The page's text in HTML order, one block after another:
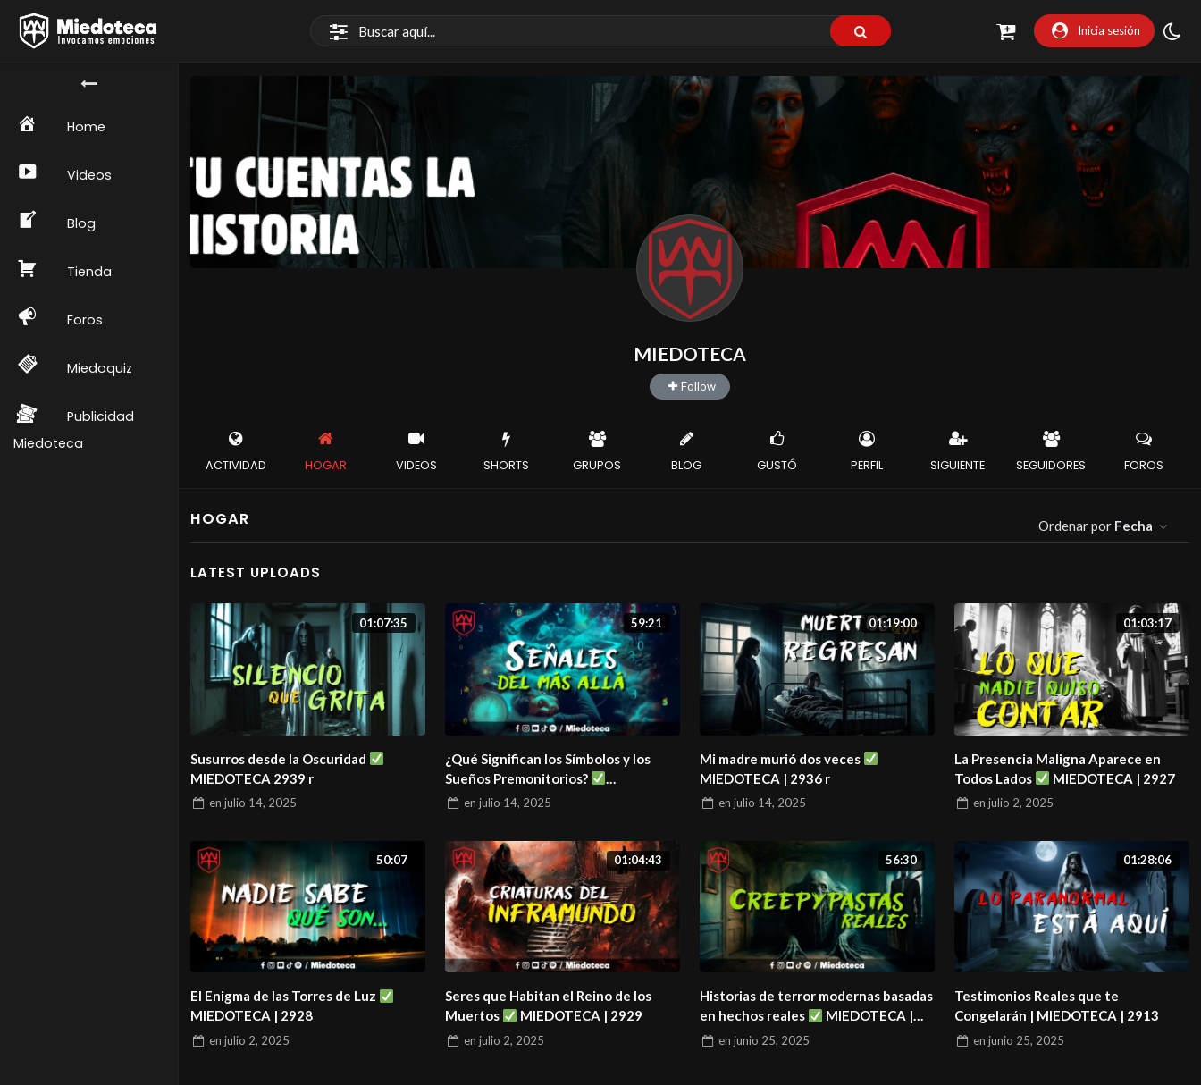
Inicia sesión
Home
Videos
Blog
Tienda
Foros
Miedoquiz
Publicidad
Miedoteca
MIEDOTECA
Follow
ACTIVIDAD HOGAR VIDEOS SHORTS GRUPOS BLOG GUSTÓ PERFIL SIGUIENTE SEGUIDORES FOROS
HOGAR Ordenar por Fecha
LATEST UPLOADS
01:07:35
Susurros desde la Oscuridad
MIEDOTECA 2939 r
enjulio 14, 2025
59:21
¿Qué Significan los Símbolos y los
Sueños Premonitorios?
MIEDOTECA | 2937
enjulio 14, 2025
01:19:00
Mi madre murió dos veces
MIEDOTECA | 2936 r
enjulio 14, 2025
01:03:17
La Presencia Maligna Aparece en
Todos Lados
MIEDOTECA | 2927
enjulio 2, 2025
50:07
El Enigma de las Torres de Luz
MIEDOTECA | 2928
enjulio 2, 2025
01:04:43
Seres que Habitan el Reino de los
Muertos
MIEDOTECA | 2929
enjulio 2, 2025
56:30
Historias de terror modernas basadas
en hechos reales
MIEDOTECA |
2916
enjunio 25, 2025
01:28:06
Testimonios Reales que te
Congelarán | MIEDOTECA | 2913
enjunio 25, 2025